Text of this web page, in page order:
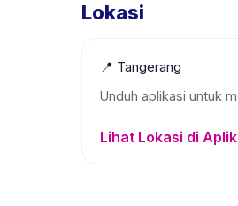
Lokasi
📍 Tangerang
Unduh aplikasi untuk
Lihat Lokasi di